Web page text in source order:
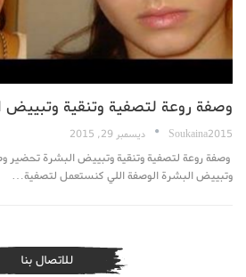
وصفة روعة لتصفية وتنقية وتبييض
Soukaina2015 ديسمبر 29, 2015
وصفة روعة لتصفية وتنقية وتبييض البشرة تحضير
وتبييض البشرة الوصفة اللي كنستعمل لتصفية…
للاتصال بنا